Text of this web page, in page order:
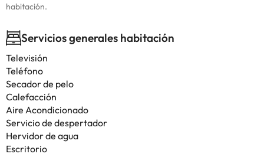
habitación.
Servicios generales habitación
Televisión
Teléfono
Secador de pelo
Calefacción
Aire Acondicionado
Servicio de despertador
Hervidor de agua
Escritorio